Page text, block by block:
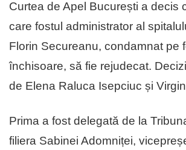
Curtea de Apel București a decis
care fostul administrator al
Florin Secureanu, condamnat pe
închisoare, să fie rejudecat.
de Elena Raluca Isepciuc și
Prima a fost delegată de la
filiera Sabinei Adomniței,